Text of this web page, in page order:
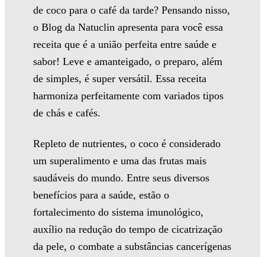
de coco para o café da tarde? Pensando nisso,
o Blog da Natuclin apresenta para você essa
receita que é a união perfeita entre saúde e
sabor! Leve e amanteigado, o preparo, além
de simples, é super versátil. Essa receita
harmoniza perfeitamente com variados tipos
de chás e cafés.
Repleto de nutrientes, o coco é considerado
um superalimento e uma das frutas mais
saudáveis do mundo. Entre seus diversos
benefícios para a saúde, estão o
fortalecimento do sistema imunológico,
auxílio na redução do tempo de cicatrização
da pele, o combate a substâncias cancerígenas